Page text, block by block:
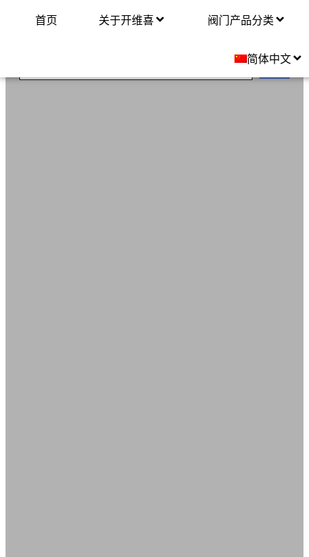
首页 关于开维喜 阀门产品分类
简体中文
A216 WC9